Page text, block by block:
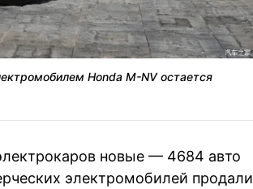
Honda M-NV остается
новые — 4684 авто
электромобилей продали